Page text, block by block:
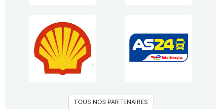
TOUS NOS PARTENAIRES